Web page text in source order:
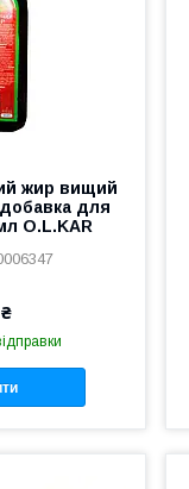
жир вищий
для
O.L.KAR